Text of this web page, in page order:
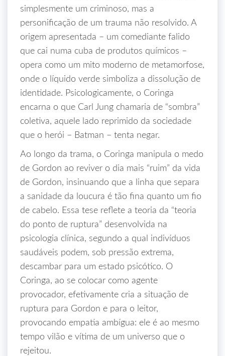
simplesmente um criminoso, mas a
personificação de um trauma não resolvido. A
origem apresentada – um comediante falido
que cai numa cuba de produtos químicos –
opera como um mito moderno de metamorfose,
onde o líquido verde simboliza a dissolução de
identidade. Psicologicamente, o Coringa
encarna o que Carl Jung chamaria de “sombra”
coletiva, aquele lado reprimido da sociedade
que o herói – Batman – tenta negar.
Ao longo da trama, o Coringa manipula o medo
de Gordon ao reviver o dia mais “ruim” da vida
de Gordon, insinuando que a linha que separa
a sanidade da loucura é tão fina quanto um fio
de cabelo. Essa tese reflete a teoria da “teoria
do ponto de ruptura” desenvolvida na
psicologia clínica, segundo a qual indivíduos
saudáveis podem, sob pressão extrema,
descambar para um estado psicótico. O
Coringa, ao se colocar como agente
provocador, efetivamente cria a situação de
ruptura para Gordon e para o leitor,
provocando empatia ambígua: ele é ao mesmo
tempo vilão e vítima de um universo que o
rejeitou.